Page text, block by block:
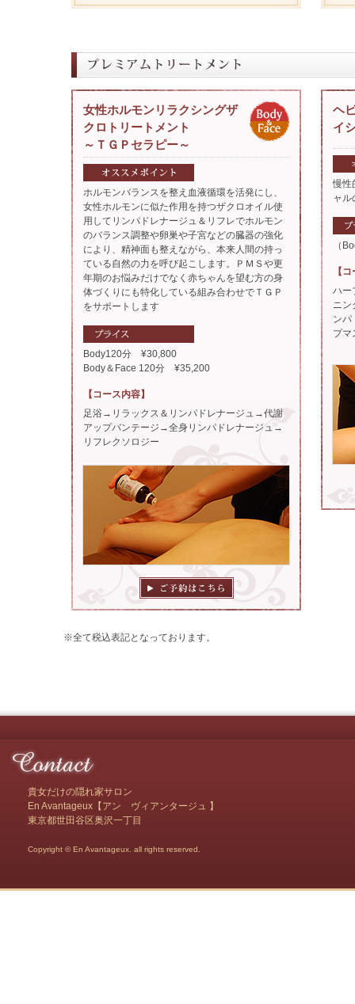
女性ホルモンリラクシングザ
クロトリートメント
～ＴＧＰセラピー～
ホルモンバランスを整え血液循環を活発にし、
女性ホルモンに似た作用を持つザクロオイル使
用してリンパドレナージュ＆リフレでホルモン
のバランス調整や卵巣や子宮などの臓器の強化
により、精神面も整えながら、本来人間の持っ
ている自然の力を呼び起こします。ＰＭＳや更
年期のお悩みだけでなく赤ちゃんを望む方の身
体づくりにも特化している組み合わせでＴＧＰ
をサポートします
Body120分 ¥30,800
Body＆Face 120分 ¥35,200
【コース内容】
足浴→リラックス＆リンパドレナージュ→代謝
アップバンテージ→全身リンパドレナージュ→
リフレクソロジー
ヘ
イ
慢性
ャル
（
【
ハー
ニ
ン
プマ
※全て税込表記となっております。
貴女だけの隠れ家サロン
En Avantageux【アン ヴィアンタージュ 】
東京都世田谷区奥沢一丁目
Copyright © En Avantageux. all rights reserved.